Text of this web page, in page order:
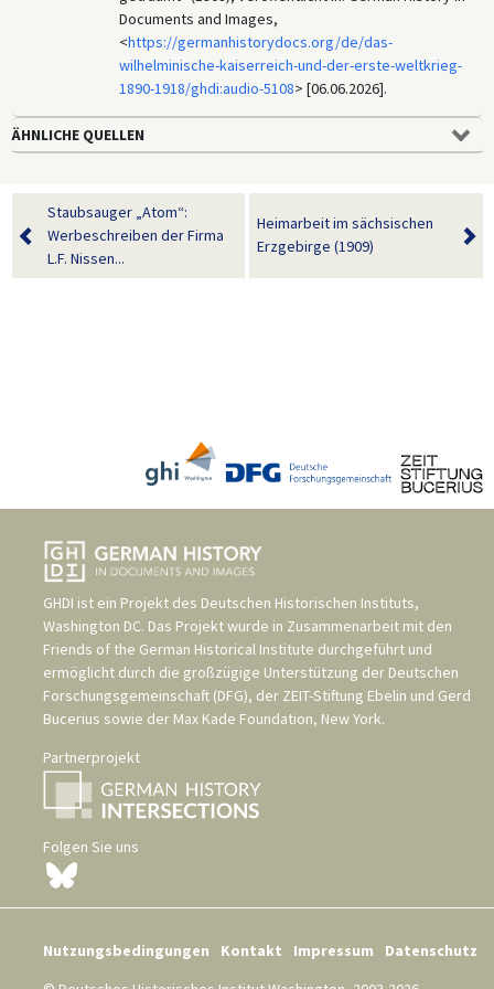
Und auf Marokko ein Franzos' –
Und nun ein Schüler gar aus England,
Der ließ den Globus gar nicht los.
Erstaunt sprach ich zum Engeländer:
„Laß ab, was willste für'ne Menge Länder?“
Nur Michel träumt in süßer Ruh‘.
Da weckt' ich ihn und rief ihm zu:
Michel hat schon wieder was versäumt.“
Da erwacht' er und zeigt mit dem Finger da (kleinen Finger zeigend)
Auf so‘n kleines bisschen Afrika.
3.
Nur rechnen könn' die andern besser –
Darin hat Michel gar nichts los.
Jüngst frug ich ihn: „Wenn 5 Milliarden
Im Jahre 70 einst Dein Eigen waren,
Da schlief der Kerl beim Rechnen ein!
Michel hat schon wieder mal geträumt!
5 Milliarden hat der Kerl versäumt,
Endlich rechnet er und was war's End' vom Lied?
Er hat 5 Milliarden – Defizit.
Im Turnen ist er sehr geschmeidig,
Beim Bücken und beim Knieebeugen,
Den Aufschwung nur, den kann er nicht.
Macht Michel mal 'nen groben Fehler
erhebte er ein lautes Schrei'n,
doch wenn das Schlimmste dann vorüber,
dann schläft er wieder langsam ein.
In Kürze halt' ich das Examen,
Der Eine hilft dem Andern jetzt,
Nur Michel wartet bis zuletzt.
Documents and Images,
<https://germanhistorydocs.org/de/das-
wilhelminische-kaiserreich-und-der-erste-weltkrieg-
1890-1918/ghdi:audio-5108> [06.06.2026].
ÄHNLICHE QUELLEN
Staubsauger „Atom“:
Werbeschreiben der Firma
L.F. Nissen...
Heimarbeit im sächsischen
Erzgebirge (1909)
GHDI ist ein Projekt des Deutschen Historischen Instituts,
Washington DC. Das Projekt wurde in Zusammenarbeit mit den
Friends of the German Historical Institute durchgeführt und
ermöglicht durch die großzügige Unterstützung der Deutschen
Forschungsgemeinschaft (DFG), der ZEIT-Stiftung Ebelin und Gerd
Bucerius sowie der Max Kade Foundation, New York.
Partnerprojekt
Folgen Sie uns
Nutzungsbedingungen Kontakt Impressum
Datenschutz